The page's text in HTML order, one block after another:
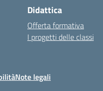
Didattica
Offerta formativa
I progetti delle classi
Note legali